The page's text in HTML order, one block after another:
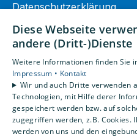
Datenschutzerklärung
Unsere Bereiche
Privatkunden
Gewerbekunden
Karriere
Unternehmen
Kontakt
Diese Webseite
andere (Dritt-)Dienste
Weitere Informationen finden Sie
Impressum • Kontakt
Wir und auch Dritte verwenden
Technologien, mit Hilfe derer
gespeichert werden bzw. auf
zugegriffen werden, z.B. Cookies.
werden von uns und den